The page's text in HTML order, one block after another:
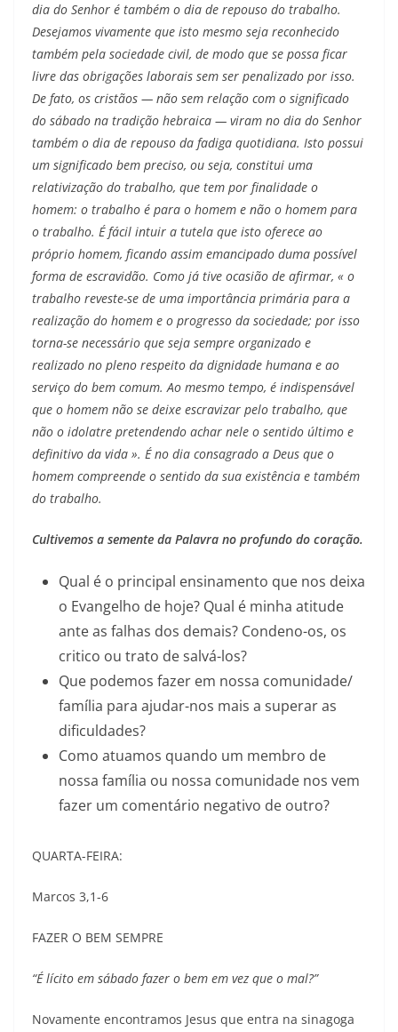
dia do Senhor é também o dia de repouso do trabalho.
Desejamos vivamente que isto mesmo seja reconhecido
também pela sociedade civil, de modo que se possa ficar
livre das obrigações laborais sem ser penalizado por isso.
De fato, os cristãos — não sem relação com o significado
do sábado na tradição hebraica — viram no dia do Senhor
também o dia de repouso da fadiga quotidiana. Isto possui
um significado bem preciso, ou seja, constitui uma
relativização do trabalho, que tem por finalidade o
homem: o trabalho é para o homem e não o homem para
o trabalho. É fácil intuir a tutela que isto oferece ao
próprio homem, ficando assim emancipado duma possível
forma de escravidão. Como já tive ocasião de afirmar, « o
trabalho reveste-se de uma importância primária para a
realização do homem e o progresso da sociedade; por isso
torna-se necessário que seja sempre organizado e
realizado no pleno respeito da dignidade humana e ao
serviço do bem comum. Ao mesmo tempo, é indispensável
que o homem não se deixe escravizar pelo trabalho, que
não o idolatre pretendendo achar nele o sentido último e
definitivo da vida ». É no dia consagrado a Deus que o
homem compreende o sentido da sua existência e também
do trabalho.
Cultivemos a semente da Palavra no profundo do coração.
Qual é o principal ensinamento que nos deixa
o Evangelho de hoje? Qual é minha atitude
ante as falhas dos demais? Condeno-os, os
critico ou trato de salvá-los?
Que podemos fazer em nossa comunidade/
família para ajudar-nos mais a superar as
dificuldades?
Como atuamos quando um membro de
nossa família ou nossa comunidade nos vem
fazer um comentário negativo de outro?
QUARTA-FEIRA:
Marcos 3,1-6
FAZER O BEM SEMPRE
“É lícito em sábado fazer o bem em vez que o mal?”
Novamente encontramos Jesus que entra na sinagoga